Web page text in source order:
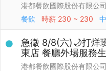
港都餐飲國際股份有限公
餐飲
時薪 230 ~ 230
急徵 8/8(六)🌙打烊
東店 餐廳外場服務生
港都餐飲國際股份有限公